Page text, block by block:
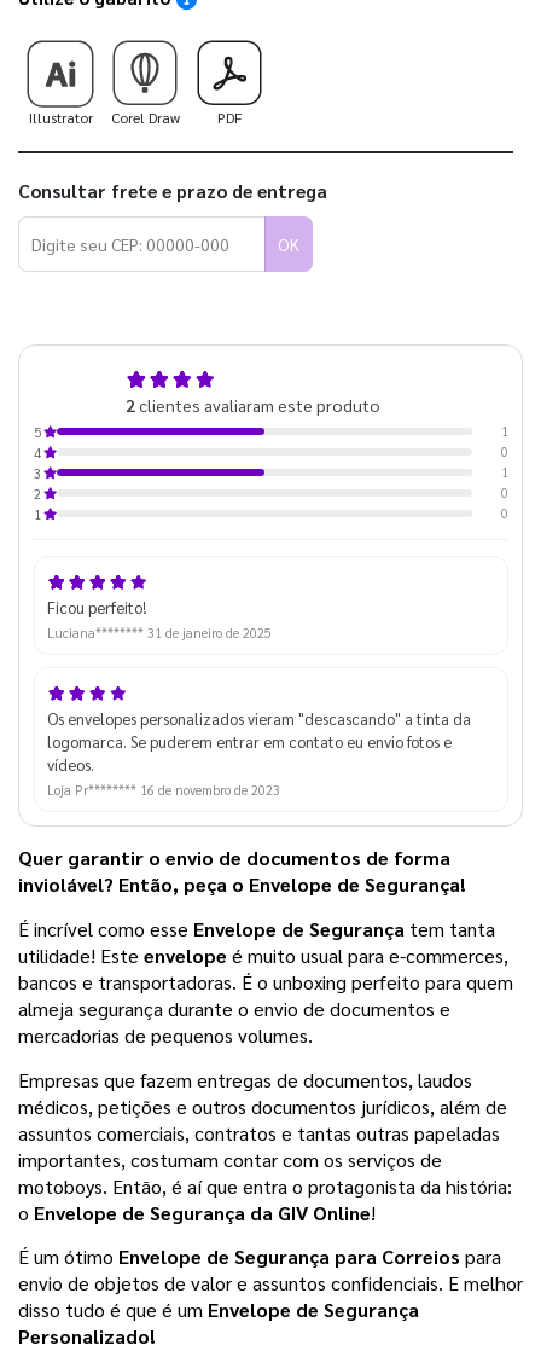
Illustrator Corel Draw PDF
Consultar frete e prazo de entrega
OK
2clientes avaliaram este produto
5
1
4
0
3
1
2
0
1
0
Ficou perfeito!
Luciana******** 31 de janeiro de 2025
Os envelopes personalizados vieram "descascando" a tinta da
logomarca. Se puderem entrar em contato eu envio fotos e
vídeos.
Loja Pr******** 16 de novembro de 2023
Quer garantir o envio de documentos de forma
inviolável? Então, peça o Envelope de Segurança!
É incrível como esse Envelope de Segurança tem tanta
utilidade! Este envelope é muito usual para e-commerces,
bancos e transportadoras. É o unboxing perfeito para quem
almeja segurança durante o envio de documentos e
mercadorias de pequenos volumes.
Empresas que fazem entregas de documentos, laudos
médicos, petições e outros documentos jurídicos, além de
assuntos comerciais, contratos e tantas outras papeladas
importantes, costumam contar com os serviços de
motoboys. Então, é aí que entra o protagonista da história:
o Envelope de Segurança da GIV Online!
É um ótimo Envelope de Segurança para Correios para
envio de objetos de valor e assuntos confidenciais. E melhor
disso tudo é que é um Envelope de Segurança
Personalizado!